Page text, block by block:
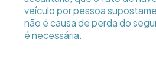
veículo por pessoa
não é causa de perda do
é necessária.